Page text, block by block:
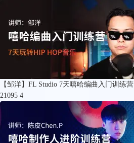
【邹洋】FL Studio 7天嘻哈编曲入门训练营
21095 4